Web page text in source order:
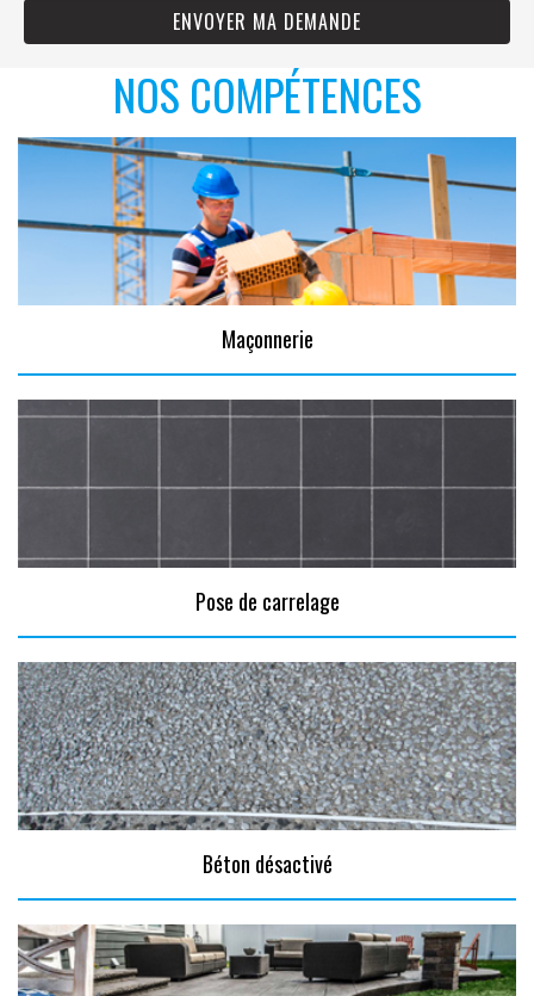
NOS COMPÉTENCES
Maçonnerie
Pose de carrelage
Béton désactivé